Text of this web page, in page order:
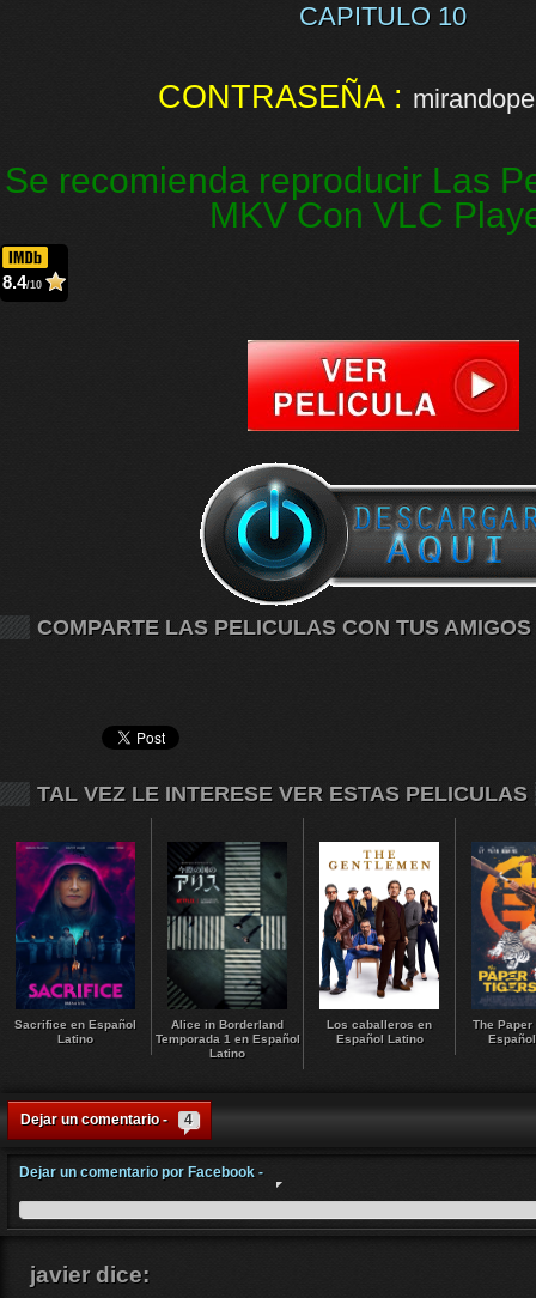
CAPITULO 10
CONTRASEÑA :
Se recomienda reproducir Las
MKV Con VLC
8.4/10
COMPARTE LAS PELICULAS CON TUS AMIGOS
TAL VEZ LE INTERESE VER ESTAS PELICULAS
Sacrifice en Español
Latino
Alice in Borderland
Temporada 1 en Español
Latino
Los caballeros en
Español Latino
The Paper
Dejar un comentario - 4
Dejar un comentario por Facebook -
javier dice: